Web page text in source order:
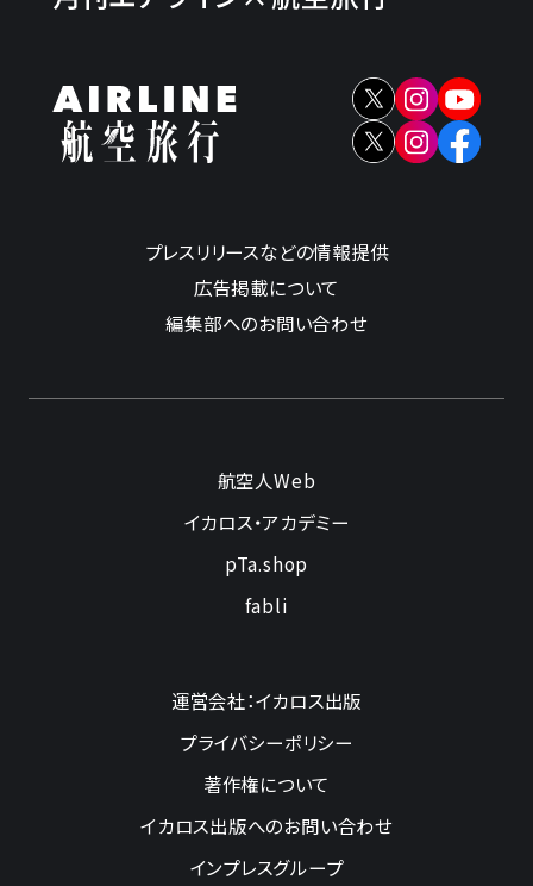
プレスリリースなどの情報提供
広告掲載について
編集部へのお問い合わせ
航空人Web
イカロス・アカデミー
pTa.shop
fabli
運営会社：イカロス出版
プライバシーポリシー
著作権について
イカロス出版へのお問い合わせ
インプレスグループ